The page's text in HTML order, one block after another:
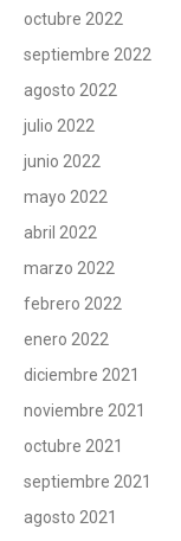
octubre 2022
septiembre 2022
agosto 2022
julio 2022
junio 2022
mayo 2022
abril 2022
marzo 2022
febrero 2022
enero 2022
diciembre 2021
noviembre 2021
octubre 2021
septiembre 2021
agosto 2021